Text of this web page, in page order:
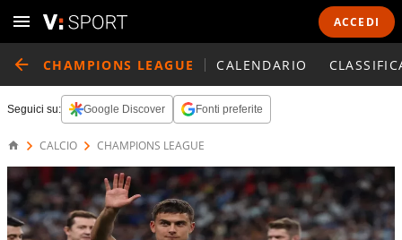
ACCEDI
CHAMPIONS LEAGUE CALENDARIO
Seguici su: Google Discover Fonti preferite
CALCIO CHAMPIONS LEAGUE